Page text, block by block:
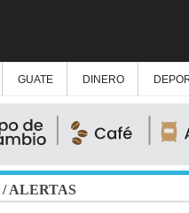
GUATE DINERO
/ALERTAS